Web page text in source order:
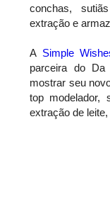
conchas,
extração e
A Simple
parceira do Da
mostrar seu
top modelador,
extração de